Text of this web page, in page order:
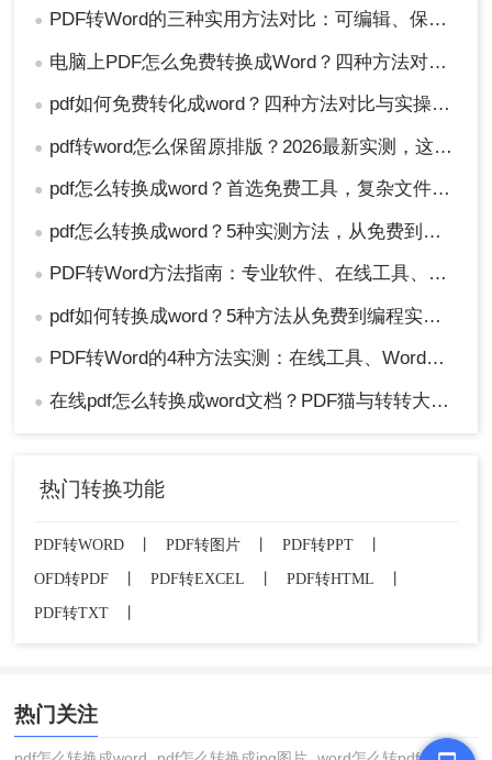
● PDF转Word的三种实用方法对比：可编辑、保格式、避风险！
● 电脑上PDF怎么免费转换成Word？四种方法对比与实操指南（附详细表格）!
● pdf如何免费转化成word？四种方法对比与实操指南（附详细表格）
● pdf转word怎么保留原排版？2026最新实测，这5种方法从免费到专业全搞定！
● pdf怎么转换成word？首选免费工具，复杂文件再上专业软件！
● pdf怎么转换成word？5种实测方法，从免费到专业全攻略！
● PDF转Word方法指南：专业软件、在线工具、Word内置与改后缀名4种方案对比！
● pdf如何转换成word？5种方法从免费到编程实测对比！
● PDF转Word的4种方法实测：在线工具、Word、Adobe与开源软件对比！！
● 在线pdf怎么转换成word文档？PDF猫与转转大师2种在线工具使用指南与功能对比！
热门转换功能
PDF转WORD PDF转图片 PDF转PPT
OFD转PDF
PDF转EXCEL PDF转HTML
PDF转TXT
热门关注